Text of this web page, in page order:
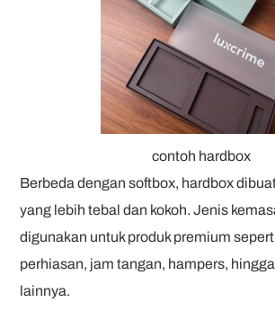
contoh hardbox
Berbeda dengan softbox, hardbox
yang lebih tebal dan kokoh. Jenis
digunakan untuk produk premium
perhiasan, jam tangan, hampers,
lainnya.